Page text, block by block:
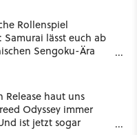
Rollenspiel
Samurai lässt euch ab
Sengoku-Ära
Release haut uns
Odyssey immer
ist jetzt sogar